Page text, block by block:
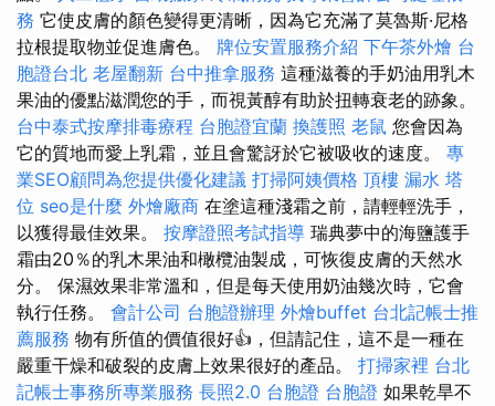
務 它使皮膚的顏色變得更清晰，因為它充滿了莫魯斯·尼格
拉根提取物並促進膚色。 牌位安置服務介紹 下午茶外燴 台
胞證台北 老屋翻新 台中推拿服務 這種滋養的手奶油用乳木
果油的優點滋潤您的手，而視黃醇有助於扭轉衰老的跡象。
台中泰式按摩排毒療程 台胞證宜蘭 換護照 老鼠 您會因為
它的質地而愛上乳霜，並且會驚訝於它被吸收的速度。 專
業SEO顧問為您提供優化建議 打掃阿姨價格 頂樓 漏水 塔
位 seo是什麼 外燴廠商 在塗這種淺霜之前，請輕輕洗手，
以獲得最佳效果。 按摩證照考試指導 瑞典夢中的海鹽護手
霜由20％的乳木果油和橄欖油製成，可恢復皮膚的天然水
分。 保濕效果非常溫和，但是每天使用奶油幾次時，它會
執行任務。 會計公司 台胞證辦理 外燴buffet 台北記帳士推
薦服務 物有所值的價值很好👍，但請記住，這不是一種在
嚴重干燥和破裂的皮膚上效果很好的產品。 打掃家裡 台北
記帳士事務所專業服務 長照2.0 台胞證 台胞證 如果乾旱不